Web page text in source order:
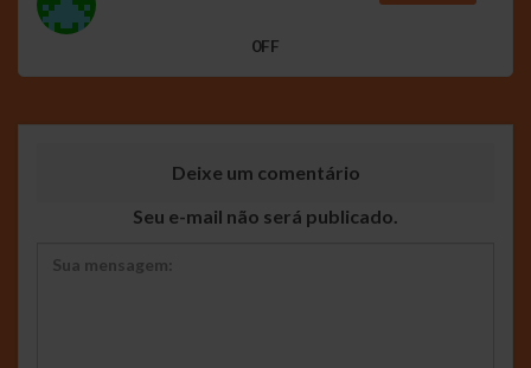
0FF
Deixe um comentário
Seu e-mail não será publicado.